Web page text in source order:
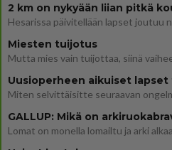
2 km on nykyään liian pitkä
Miesten tuijotus
GALLUP: Mikä on